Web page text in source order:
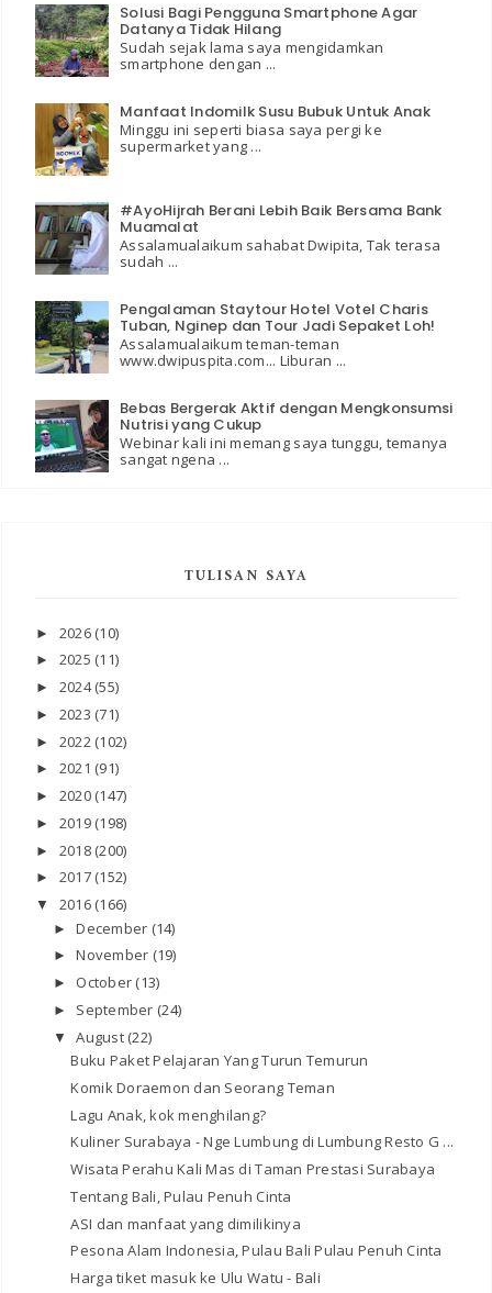
Solusi Bagi Pengguna Smartphone Agar
Datanya Tidak Hilang
Sudah sejak lama saya mengidamkan
smartphone dengan ...
Manfaat Indomilk Susu Bubuk Untuk Anak
Minggu ini seperti biasa saya pergi ke
supermarket yang ...
#AyoHijrah Berani Lebih Baik Bersama Bank
Muamalat
Assalamualaikum sahabat Dwipita, Tak terasa
sudah ...
Pengalaman Staytour Hotel Votel Charis
Tuban, Nginep dan Tour Jadi Sepaket Loh!
Assalamualaikum teman-teman
www.dwipuspita.com... Liburan ...
Bebas Bergerak Aktif dengan Mengkonsumsi
Nutrisi yang Cukup
Webinar kali ini memang saya tunggu, temanya
sangat ngena ...
TULISAN SAYA
► 2026 (10)
► 2025 (11)
► 2024(55)
► 2023 (71)
► 2022 (102)
► 2021 (91)
► 2020 (147)
► 2019 (198)
► 2018 (200)
► 2017 (152)
▼ 2016 (166)
►December (14)
►November (19)
► October (13)
► September (24)
▼August (22)
Buku Paket Pelajaran Yang Turun Temurun
Komik Doraemon dan Seorang Teman
Lagu Anak, kok menghilang?
Kuliner Surabaya - Nge Lumbung di Lumbung Resto G ...
Wisata Perahu Kali Mas di Taman Prestasi Surabaya
Tentang Bali, Pulau Penuh Cinta
ASI dan manfaat yang dimilikinya
Pesona Alam Indonesia, Pulau Bali Pulau Penuh Cinta
Harga tiket masuk ke Ulu Watu - Bali